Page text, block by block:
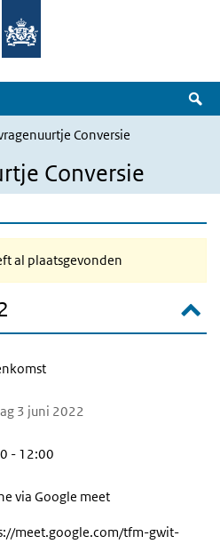
Conversie
Conversie
al plaatsgevonden
3 juni 2022
- 12:00
via Google meet
meet.google.com/tfm-gwit-